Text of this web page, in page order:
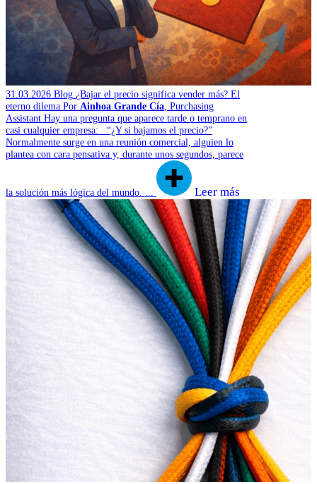
31.03.2026 Blog ¿Bajar el precio significa vender más? El
eterno dilema Por Ainhoa Grande Cía , Purchasing
Assistant Hay una pregunta que aparece tarde o temprano en
casi cualquier empresa: “¿Y si bajamos el precio?”
Normalmente surge en una reunión comercial, alguien lo
plantea con cara pensativa y, durante unos segundos, parece
la solución más lógica del mundo. ... Leer más